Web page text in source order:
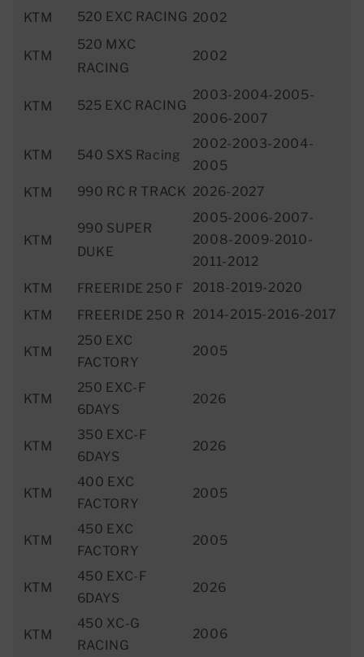
KTM
520 EXC RACING 2002
KTM
520 MXC
RACING
2002
KTM 525 EXC RACING
2003-2004-2005-
2006-2007
KTM 540 SXS Racing
2002-2003-2004-
2005
KTM
990 RC R TRACK 2026-2027
KTM
990 SUPER
DUKE
2005-2006-2007-
2008-2009-2010-
2011-2012
KTM
FREERIDE 250 F
2018-2019-2020
KTM
FREERIDE 250 R 2014-2015-2016-2017
KTM
250 EXC
FACTORY
2005
KTM
250 EXC-F
6DAYS
2026
KTM
350 EXC-F
6DAYS
2026
KTM
400 EXC
FACTORY
2005
KTM
450 EXC
FACTORY
2005
KTM
450 EXC-F
6DAYS
2026
KTM
450 XC-G
RACING
2006